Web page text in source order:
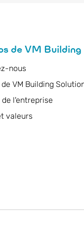
de VM
nous
VM Building
de l'entreprise
valeurs